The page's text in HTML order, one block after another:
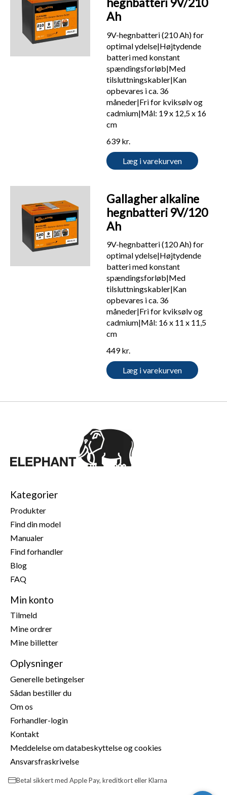
Ah
9V-hegnbatteri (210 Ah) for
optimal ydelse|Højtydende
batteri med konstant
spændingsforløb|Med
tilsluttningskabler|Kan
opbevares i ca. 36
måneder|Fri for kviksølv og
cadmium|Mål: 19 x 12,5 x 16
cm
639 kr.
Læg i varekurven
Gallagher alkaline
hegnbatteri 9V/120
Ah
9V-hegnbatteri (120 Ah) for
optimal ydelse|Højtydende
batteri med konstant
spændingsforløb|Med
tilsluttningskabler|Kan
opbevares i ca. 36
måneder|Fri for kviksølv og
cadmium|Mål: 16 x 11 x 11,5
cm
449 kr.
Læg i varekurven
Kategorier
Produkter
Find din model
Manualer
Find forhandler
Blog
FAQ
Min konto
Tilmeld
Mine ordrer
Mine billetter
Oplysninger
Generelle betingelser
Sådan bestiller du
Om os
Forhandler-login
Kontakt
Meddelelse om databeskyttelse og cookies
Ansvarsfraskrivelse
Betal sikkert med Apple Pay, kreditkort eller Klarna